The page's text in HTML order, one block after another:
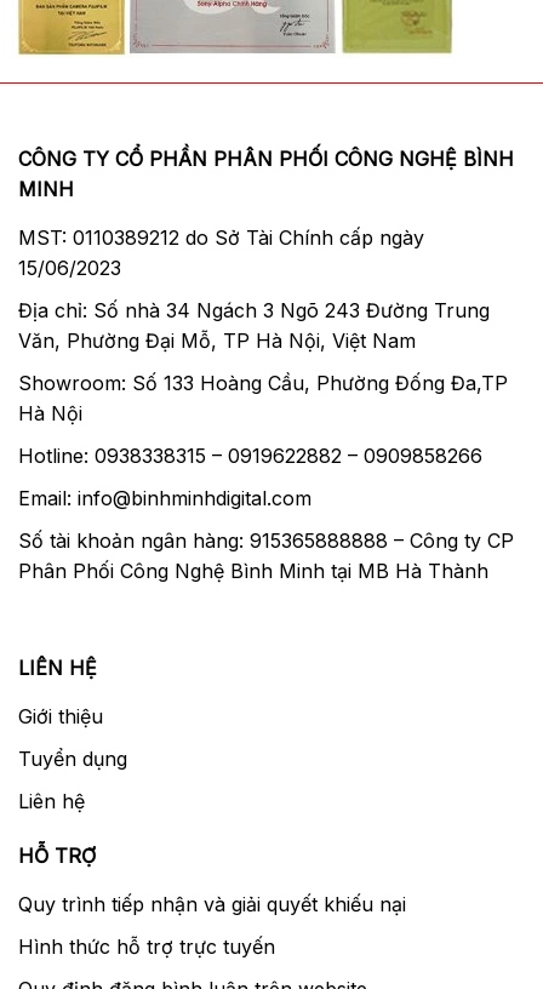
CÔNG TY CỔ PHẦN PHÂN PHỐI CÔNG NGHỆ BÌNH
MINH
MST: 0110389212 do Sở Tài Chính cấp ngày
15/06/2023
Địa chỉ: Số nhà 34 Ngách 3 Ngõ 243 Đường Trung
Văn, Phường Đại Mỗ, TP Hà Nội, Việt Nam
Showroom: Số 133 Hoàng Cầu, Phường Đống Đa,TP
Hà Nội
Hotline: 0938338315 – 0919622882 – 0909858266
Email: info@binhminhdigital.com
Số tài khoản ngân hàng: 915365888888 – Công ty CP
Phân Phối Công Nghệ Bình Minh tại MB Hà Thành
LIÊN HỆ
Giới thiệu
Tuyển dụng
Liên hệ
HỖ TRỢ
Quy trình tiếp nhận và giải quyết khiếu nại
Hình thức hỗ trợ trực tuyến